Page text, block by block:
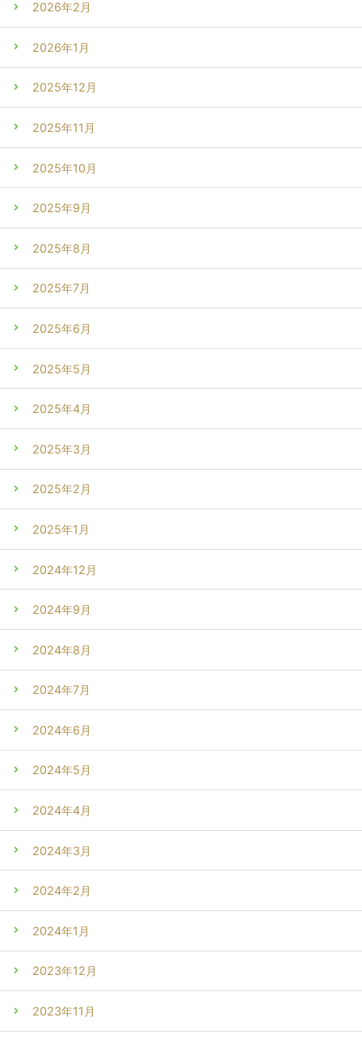
2026年2月
2026年1月
2025年12月
2025年11月
2025年10月
2025年9月
2025年8月
2025年7月
2025年6月
2025年5月
2025年4月
2025年3月
2025年2月
2025年1月
2024年12月
2024年9月
2024年8月
2024年7月
2024年6月
2024年5月
2024年4月
2024年3月
2024年2月
2024年1月
2023年12月
2023年11月